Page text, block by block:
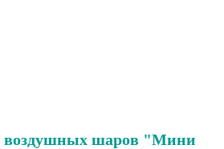
воздушных шаров "Мини